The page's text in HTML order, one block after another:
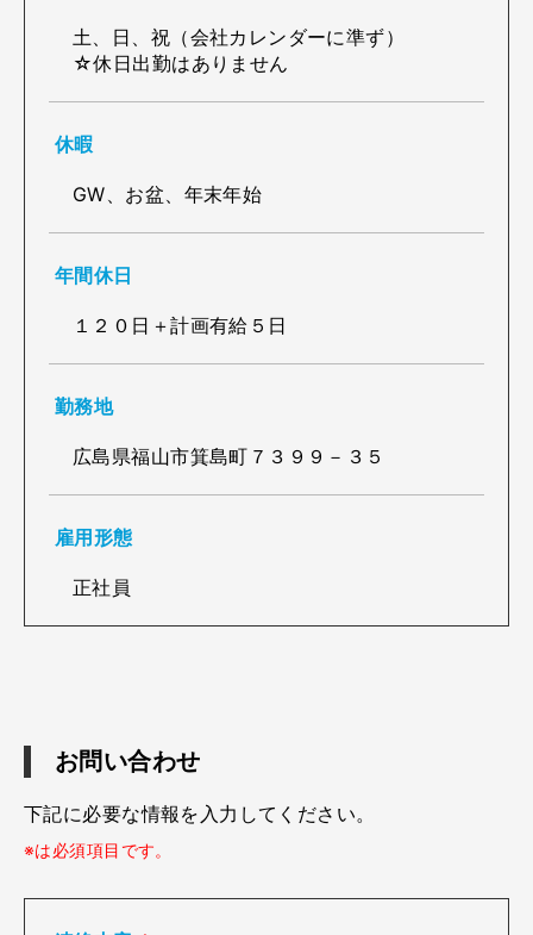
土、日、祝（会社カレンダーに準ず）
☆休日出勤はありません
休暇
GW、お盆、年末年始
年間休日
１２０日＋計画有給５日
勤務地
広島県福山市箕島町７３９９－３５
雇用形態
正社員
お問い合わせ
下記に必要な情報を入力してください。
※は必須項目です。